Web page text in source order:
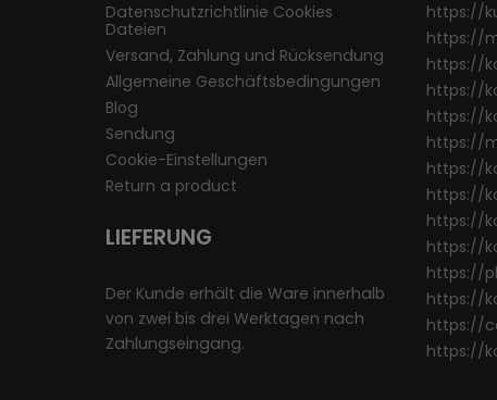
Datenschutzrichtlinie Cookies
Dateien
Versand, Zahlung und Rücksendung
Allgemeine Geschäftsbedingungen
Blog
Sendung
Cookie-Einstellungen
Return a product
LIEFERUNG
Der Kunde erhält die Ware innerhalb
von zwei bis drei Werktagen nach
Zahlungseingang.
https://
https://
https://
https://
https://
https://
https://
https://
https://
https://
https://
https://
https://
https://